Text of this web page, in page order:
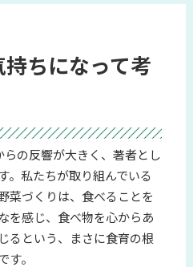
ちになって考
らの反響が大きく、著者とし
。私たちが取り組んでいる
菜づくりは、食べることを
を感じ、食べ物を心からあ
るという、まさに食育の根
す。